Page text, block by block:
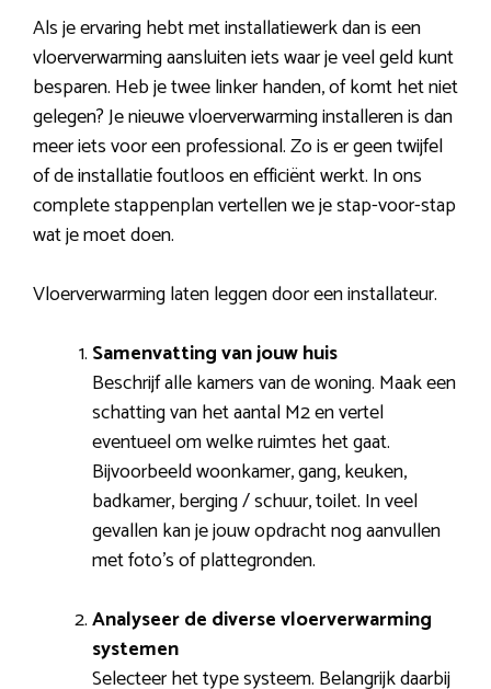
Als je ervaring hebt met installatiewerk dan is een
vloerverwarming aansluiten iets waar je veel geld kunt
besparen. Heb je twee linker handen, of komt het niet
gelegen? Je nieuwe vloerverwarming installeren is dan
meer iets voor een professional. Zo is er geen twijfel
of de installatie foutloos en efficiënt werkt. In ons
complete stappenplan vertellen we je stap-voor-stap
wat je moet doen.
Vloerverwarming laten leggen door een installateur.
Samenvatting van jouw huis
Beschrijf alle kamers van de woning. Maak een
schatting van het aantal M2 en vertel
eventueel om welke ruimtes het gaat.
Bijvoorbeeld woonkamer, gang, keuken,
badkamer, berging / schuur, toilet. In veel
gevallen kan je jouw opdracht nog aanvullen
met foto’s of plattegronden.
Analyseer de diverse vloerverwarming
systemen
Selecteer het type systeem. Belangrijk daarbij